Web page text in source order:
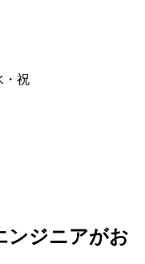
・祝
ンジニアがお